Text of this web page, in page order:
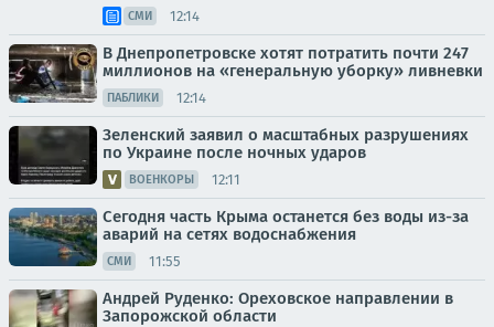
СМИ 12:14
В Днепропетровске хотят потратить почти 247
миллионов на «генеральную уборку» ливневки
ПАБЛИКИ 12:14
Зеленский заявил о масштабных разрушениях
по Украине после ночных ударов
ВОЕНКОРЫ 12:11
Сегодня часть Крыма останется без воды из-за
аварий на сетях водоснабжения
СМИ 11:55
Андрей Руденко: Ореховское направлении в
Запорожской области